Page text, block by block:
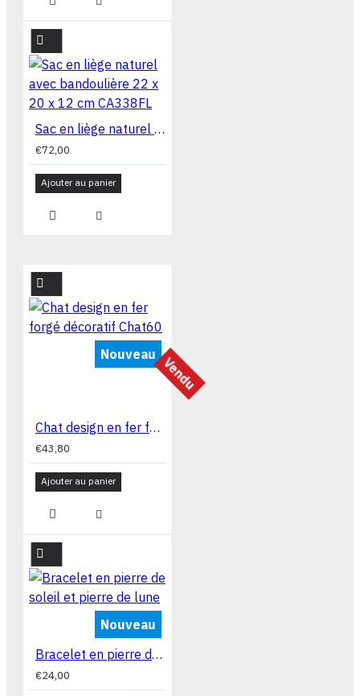
Sac en liège naturel avec bandoulière 22 x 20 x 12 cm CA338FL
€72,00
Ajouter au panier
Nouveau
Vendu
Chat design en fer forgé décoratif Chat60
€43,80
Ajouter au panier
Nouveau
Bracelet en pierre de soleil et pierre de lune
€24,00